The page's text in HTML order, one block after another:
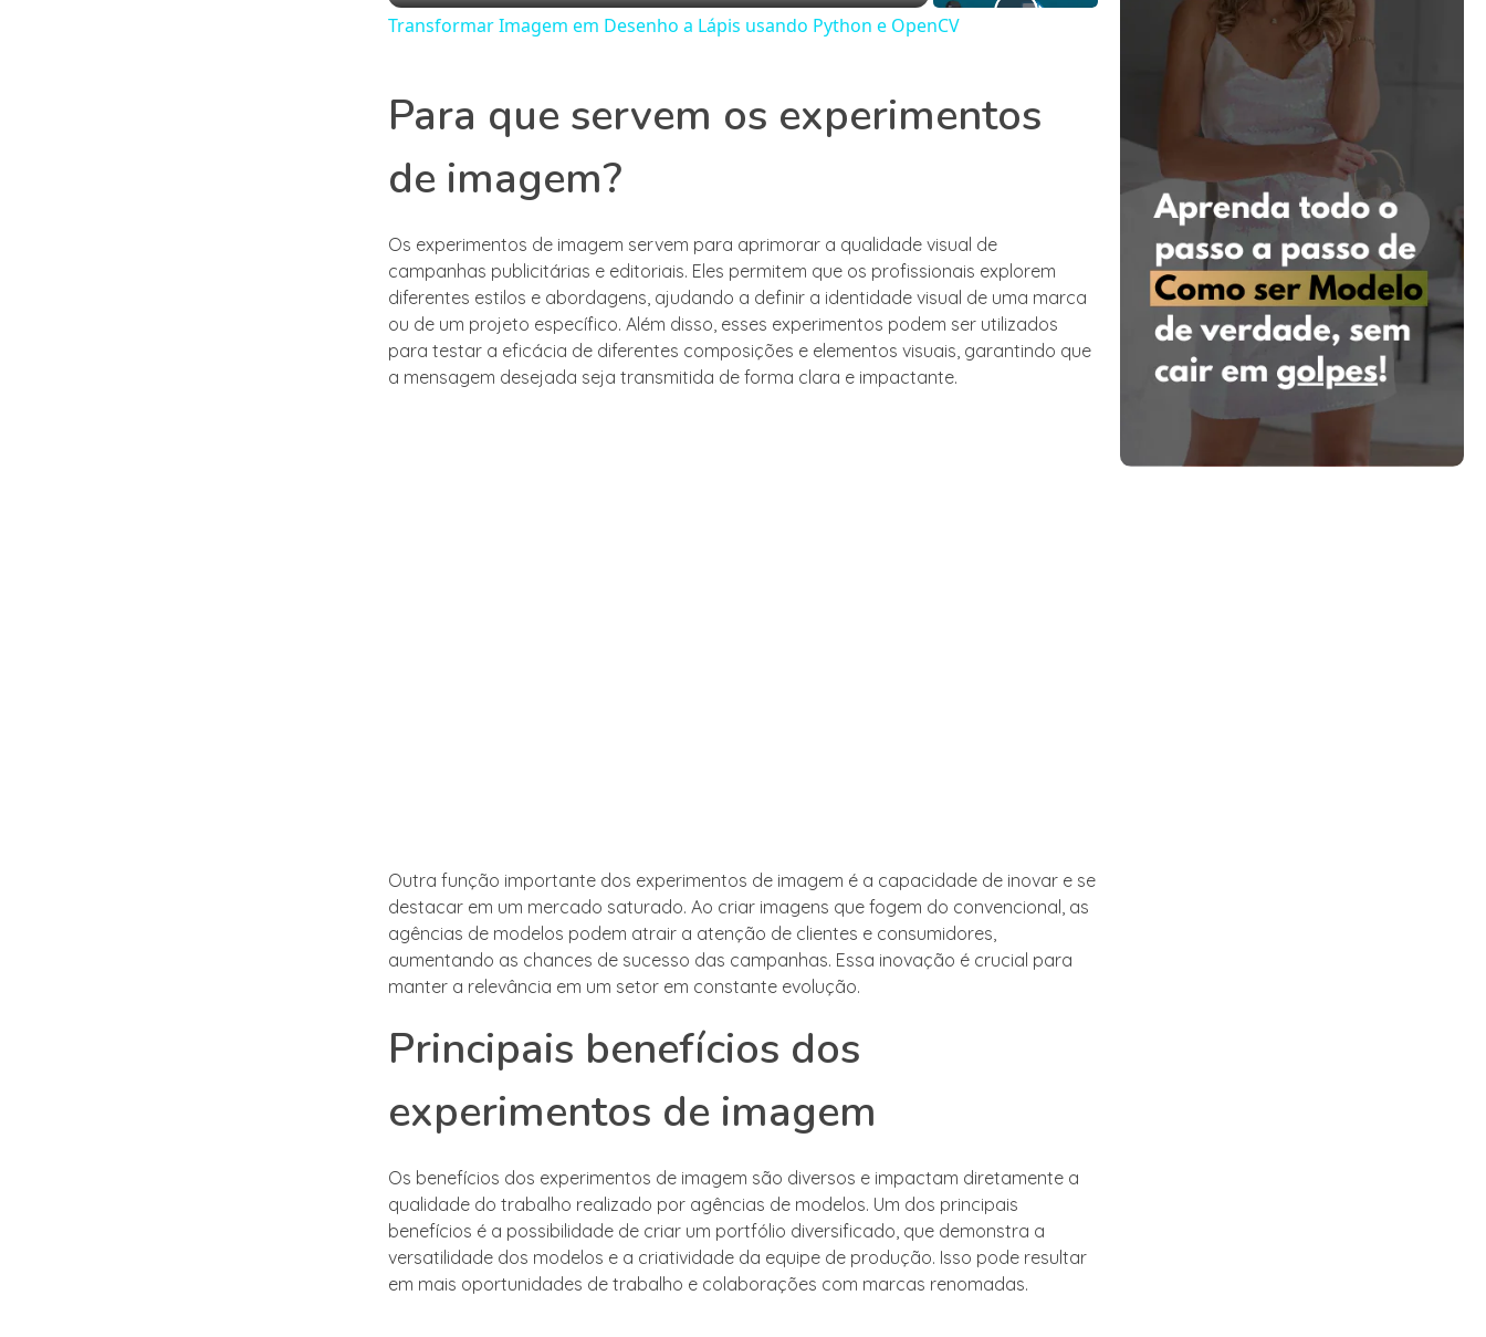
Transformar Imagem em Desenho a Lápis usando Python e OpenCV
Para que servem os experimentos
de imagem?
Os experimentos de imagem servem para aprimorar a qualidade visual de
campanhas publicitárias e editoriais. Eles permitem que os profissionais explorem
diferentes estilos e abordagens, ajudando a definir a identidade visual de uma marca
ou de um projeto específico. Além disso, esses experimentos podem ser utilizados
para testar a eficácia de diferentes composições e elementos visuais, garantindo que
a mensagem desejada seja transmitida de forma clara e impactante.
Outra função importante dos experimentos de imagem é a capacidade de inovar e se
destacar em um mercado saturado. Ao criar imagens que fogem do convencional, as
agências de modelos podem atrair a atenção de clientes e consumidores,
aumentando as chances de sucesso das campanhas. Essa inovação é crucial para
manter a relevância em um setor em constante evolução.
Principais benefícios dos
experimentos de imagem
Os benefícios dos experimentos de imagem são diversos e impactam diretamente a
qualidade do trabalho realizado por agências de modelos. Um dos principais
benefícios é a possibilidade de criar um portfólio diversificado, que demonstra a
versatilidade dos modelos e a criatividade da equipe de produção. Isso pode resultar
em mais oportunidades de trabalho e colaborações com marcas renomadas.